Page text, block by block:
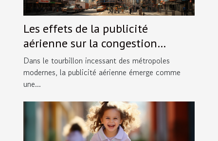
Les effets de la publicité
aérienne sur la congestion
visuelle dans les villes
Dans le tourbillon incessant des métropoles
modernes, la publicité aérienne émerge comme
une...